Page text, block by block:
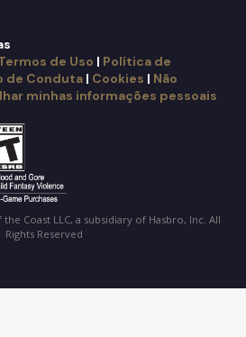
de Uso | Política de
de Conduta | Cookies | Não
minhas informações pessoais
Coast LLC, a subsidiary of Hasbro, Inc. All
Rights Reserved